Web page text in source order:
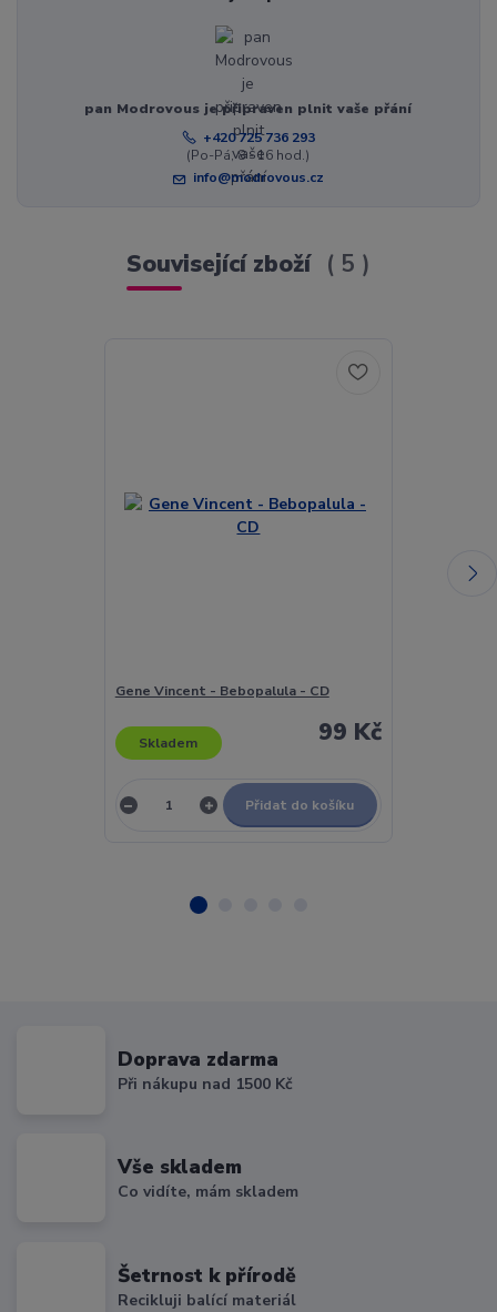
pan Modrovous je připraven plnit vaše přání
+420 725 736 293
(Po-Pá, 8 - 16 hod.)
info@modrovous.cz
Související zboží 5
Gene Vincent - Bebopalula - CD
99 Kč
Skladem
Přidat do košíku
Doprava zdarma
Při nákupu nad 1500 Kč
Vše skladem
Co vidíte, mám skladem
Šetrnost k přírodě
Recikluji balící materiál